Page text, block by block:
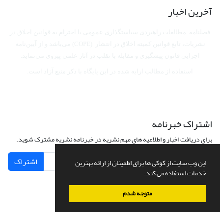
این وب سایت از کوکی ها برای اطمینان از ارائه بهترین
خدمات استفاده می کند.
متوجه شدم
آخرین اخبار
اشتراک خبرنامه
برای دریافت اخبار و اطلاعیه های مهم نشریه در خبرنامه نشریه مشترک شوید.
اشتراک
سامانه مدیریت نشریات علمی.طراحی و پیاده سازی ازسیناوب